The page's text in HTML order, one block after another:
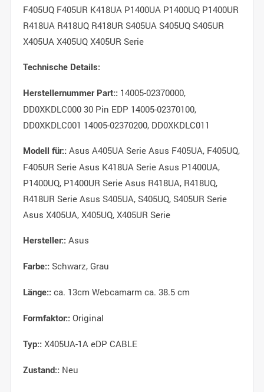
F405UQ F405UR K418UA P1400UA P1400UQ P1400UR
R418UA R418UQ R418UR S405UA S405UQ S405UR
X405UA X405UQ X405UR Serie
Technische Details:
Herstellernummer Part::14005-02370000,
DD0XKDLC000 30 Pin EDP 14005-02370100,
DD0XKDLC001 14005-02370200, DD0XKDLC011
Modell für::Asus A405UA Serie Asus F405UA, F405UQ,
F405UR Serie Asus K418UA Serie Asus P1400UA,
P1400UQ, P1400UR Serie Asus R418UA, R418UQ,
R418UR Serie Asus S405UA, S405UQ, S405UR Serie
Asus X405UA, X405UQ, X405UR Serie
Hersteller::Asus
Farbe::Schwarz, Grau
Länge::ca. 13cm Webcamarm ca. 38.5 cm
Formfaktor::Original
Typ::X405UA-1A eDP CABLE
Zustand::Neu